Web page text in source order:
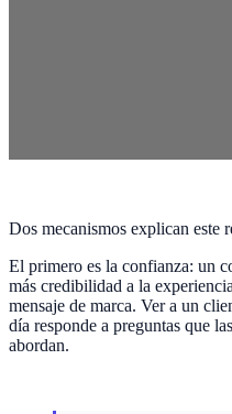
Dos mecanismos explican este
El primero es la confianza: un
más credibilidad a la
mensaje de marca. Ver a un
día responde a preguntas que
abordan.